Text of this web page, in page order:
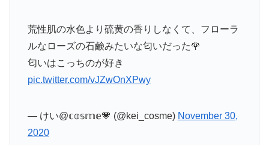
荒性肌の水色より硫黄の香りしなくて、フローラ
ルなローズの石鹸みたいな匂いだった🌹
匂いはこっちのが好き
pic.twitter.com/vJZwOnXPwy
— けい@𝕔𝕠𝕤𝕞𝕖💗 (@kei_cosme) November 30,
2020